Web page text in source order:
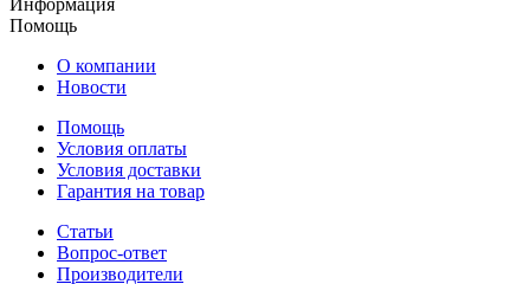
Информация
Помощь
О компании
Новости
Помощь
Условия оплаты
Условия доставки
Гарантия на товар
Статьи
Вопрос-ответ
Производители